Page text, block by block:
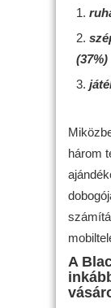
(37%)
három
A